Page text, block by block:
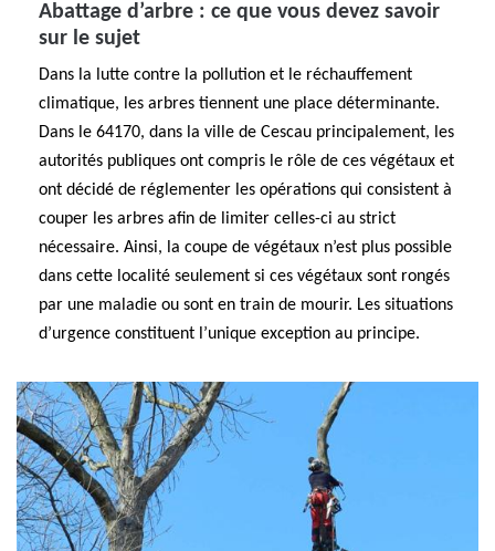
Abattage d’arbre : ce que vous devez savoir
sur le sujet
Dans la lutte contre la pollution et le réchauffement
climatique, les arbres tiennent une place déterminante.
Dans le 64170, dans la ville de Cescau principalement, les
autorités publiques ont compris le rôle de ces végétaux et
ont décidé de réglementer les opérations qui consistent à
couper les arbres afin de limiter celles-ci au strict
nécessaire. Ainsi, la coupe de végétaux n’est plus possible
dans cette localité seulement si ces végétaux sont rongés
par une maladie ou sont en train de mourir. Les situations
d’urgence constituent l’unique exception au principe.